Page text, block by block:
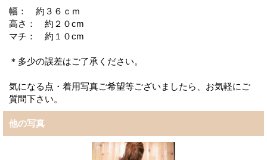
幅： 約３６ｃｍ
高さ： 約２０cm
マチ： 約１０cm
＊多少の誤差はご了承ください。
気になる点・着用写真ご希望等ございましたら、お気軽にご
質問下さい。
他の写真